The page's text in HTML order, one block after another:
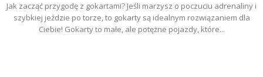
Jak zacząć przygodę z gokartami? Jeśli marzysz o poczuciu adrenaliny i
szybkiej jeździe po torze, to gokarty są idealnym rozwiązaniem dla
Ciebie! Gokarty to małe, ale potężne pojazdy, które...